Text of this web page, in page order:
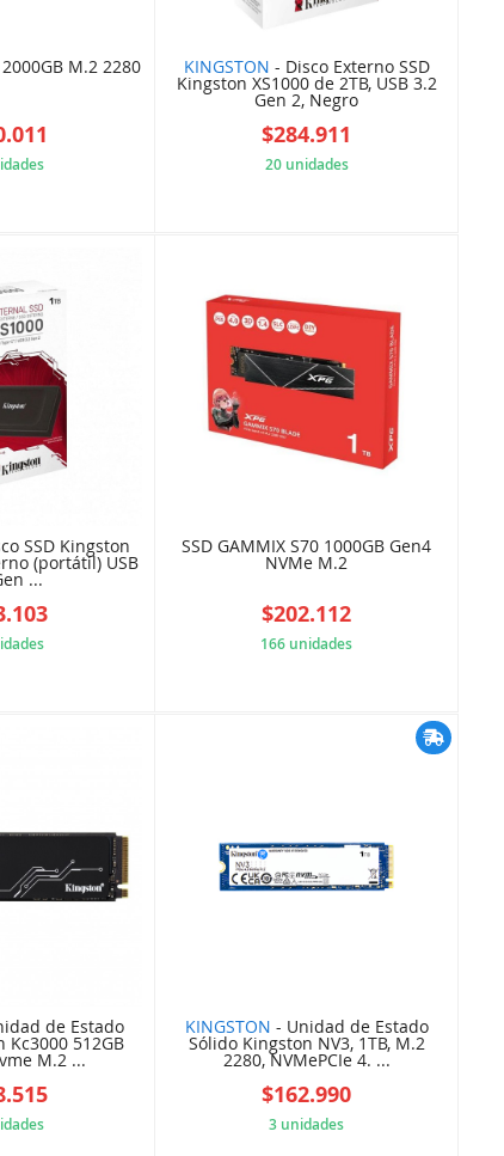
2000GB M.2 2280 KINGSTON - Disco Externo SSD
Kingston XS1000 de 2TB, USB 3.2
Gen 2, Negro
$284.911
20 unidades
SSD Kingston
(portátil) USB
...
SSD GAMMIX S70 1000GB Gen4
NVMe M.2
$202.112
166 unidades
de Estado
Kc3000 512GB
M.2 ...
KINGSTON - Unidad de Estado
Sólido Kingston NV3, 1TB, M.2
2280, NVMePCIe 4. ...
$162.990
3 unidades